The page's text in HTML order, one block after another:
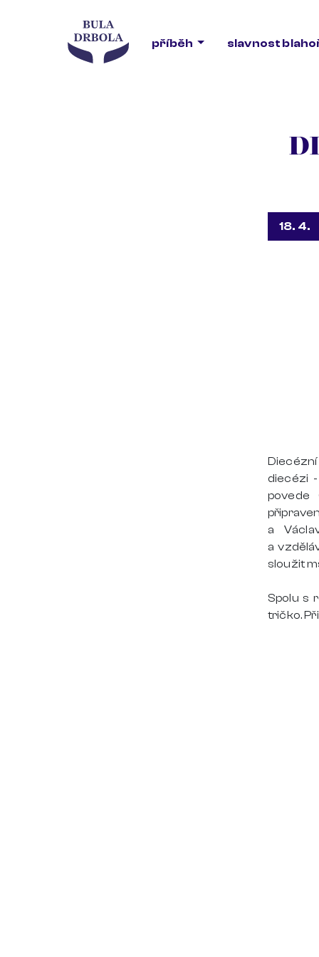
příběh slavnost
18. 4.
diecézi -
povede
a
a
sloužit
Spolu s
tričko.